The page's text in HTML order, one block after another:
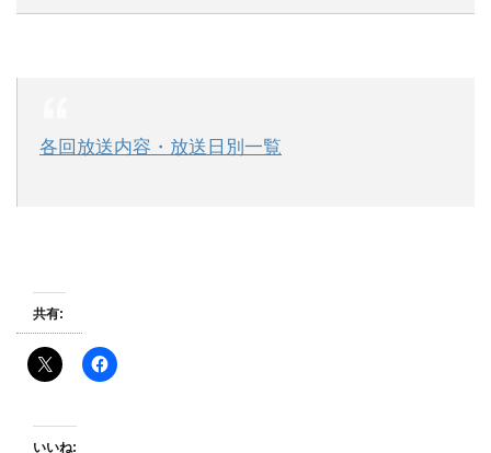
各回放送内容・放送日別一覧
共有:
いいね: